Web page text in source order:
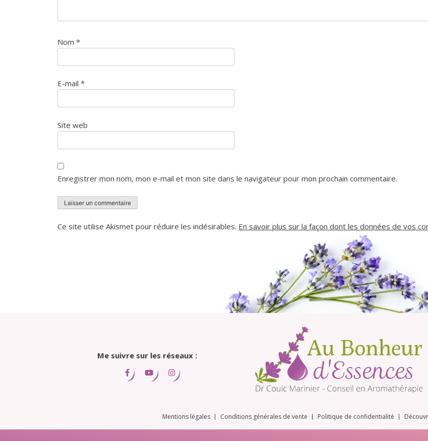
Nom *
E-mail *
Site web
Enregistrer mon nom, mon e-mail et mon site dans le navigateur pour mon prochain commentaire.
Ce site utilise Akismet pour réduire les indésirables. En savoir plus sur la façon dont les données de vos
Me suivre sur les réseaux :
Mentions légales Conditions générales de vente Politique de confidentialité